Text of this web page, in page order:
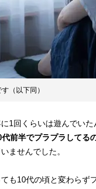
（以下同）
1回くらいは遊んでいた
前半でプラプラしてる
ませんでした。
も10代の頃と変わらず